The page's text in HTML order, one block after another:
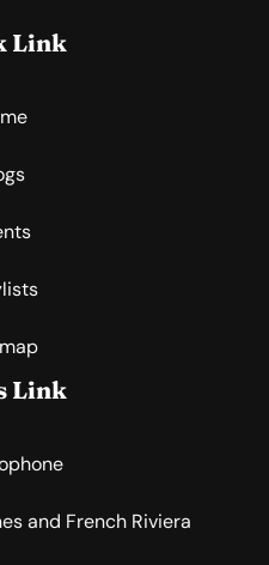
Link
Link
and French Riviera